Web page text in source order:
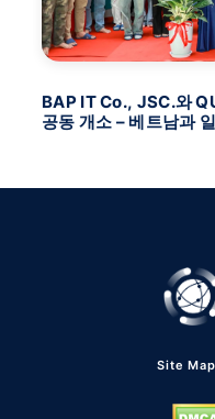
BAP IT Co., JSC.와
공동 개소 – 베트남과
Site Map